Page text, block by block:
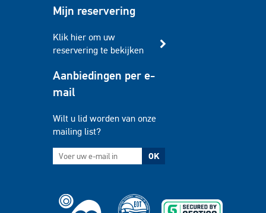
Mijn reservering
Klik hier om uw
reservering te bekijken
Aanbiedingen per e-
mail
Wilt u lid worden van onze
mailing list?
OK